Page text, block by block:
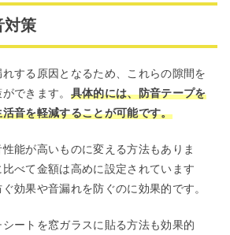
対策
れする原因となるため、これらの隙間を
できます。 具体的には、防音テープを
音を軽減することが可能です。
能が高いものに変える方法もありま
べて金額は高めに設定されています
効果や音漏れを防ぐのに効果的です。
ートを窓ガラスに貼る方法も効果的